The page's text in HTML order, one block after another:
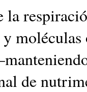
la
de